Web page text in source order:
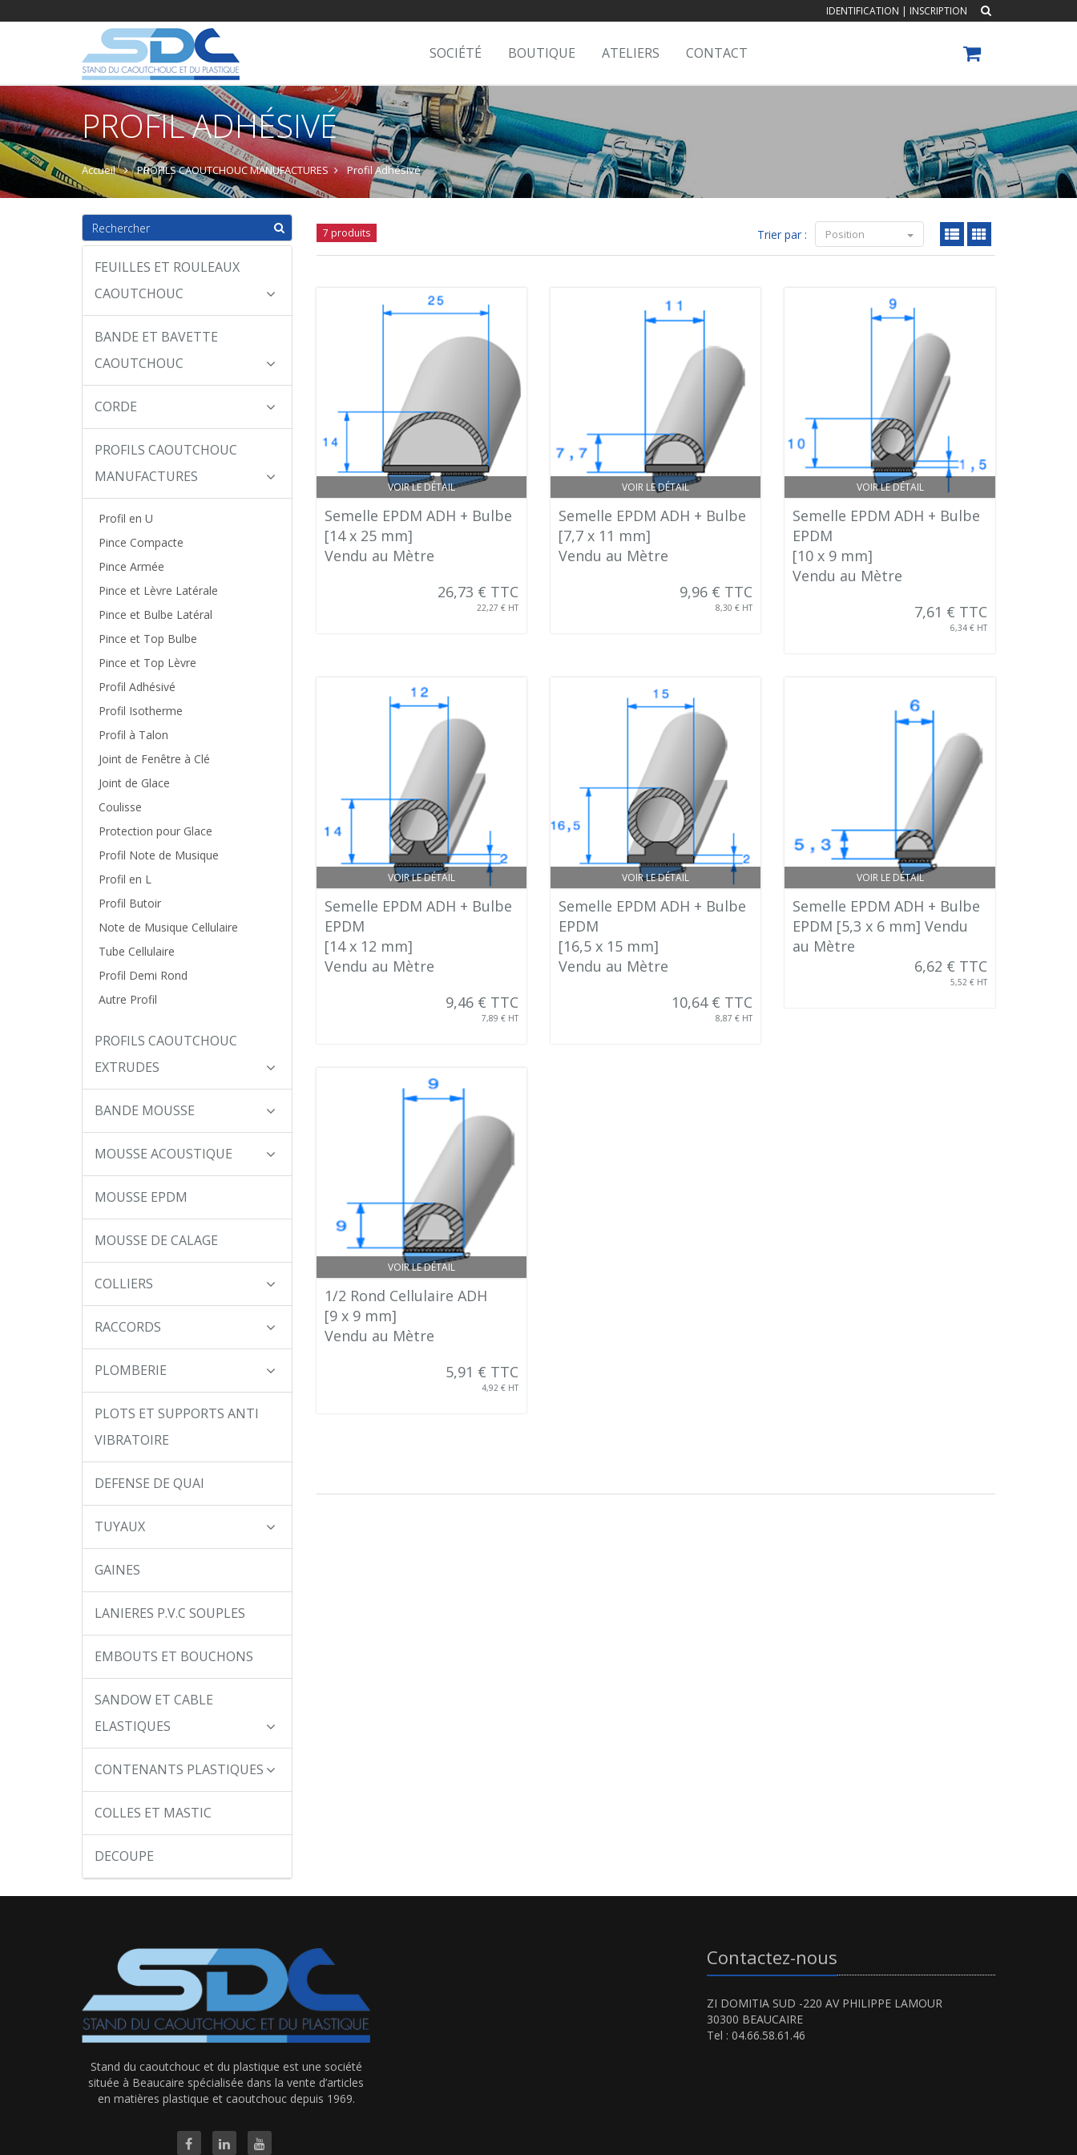
IDENTIFICATION | INSCRIPTION
SOCIÉTÉ BOUTIQUE ATELIERS CONTACT
PROFIL ADHÉSIVÉ
Accueil PROFILS CAOUTCHOUC MANUFACTURES Profil Adhésivé
FEUILLES ET ROULEAUX
CAOUTCHOUC
BANDE ET BAVETTE
CAOUTCHOUC
CORDE
PROFILS CAOUTCHOUC
MANUFACTURES
Profil en U
Pince Compacte
Pince Armée
Pince et Lèvre Latérale
Pince et Bulbe Latéral
Pince et Top Bulbe
Pince et Top Lèvre
Profil Adhésivé
Profil Isotherme
Profil à Talon
Joint de Fenêtre à Clé
Joint de Glace
Coulisse
Protection pour Glace
Profil Note de Musique
Profil en L
Profil Butoir
Note de Musique Cellulaire
Tube Cellulaire
Profil Demi Rond
Autre Profil
PROFILS CAOUTCHOUC
EXTRUDES
BANDE MOUSSE
MOUSSE ACOUSTIQUE
MOUSSE EPDM
MOUSSE DE CALAGE
COLLIERS
RACCORDS
PLOMBERIE
PLOTS ET SUPPORTS ANTI
VIBRATOIRE
DEFENSE DE QUAI
TUYAUX
GAINES
LANIERES P.V.C SOUPLES
EMBOUTS ET BOUCHONS
SANDOW ET CABLE
ELASTIQUES
CONTENANTS PLASTIQUES
COLLES ET MASTIC
DECOUPE
7 produits Trier par : Position
VOIR LE DÉTAIL
Semelle EPDM ADH + Bulbe
[14 x 25 mm]
Vendu au Mètre
26,73 € TTC
22,27 € HT
VOIR LE DÉTAIL
Semelle EPDM ADH + Bulbe
[7,7 x 11 mm]
Vendu au Mètre
9,96 € TTC
8,30 € HT
VOIR LE DÉTAIL
Semelle EPDM ADH + Bulbe
EPDM
[10 x 9 mm]
Vendu au Mètre
7,61 € TTC
6,34 € HT
VOIR LE DÉTAIL
Semelle EPDM ADH + Bulbe
EPDM
[14 x 12 mm]
Vendu au Mètre
9,46 € TTC
7,89 € HT
VOIR LE DÉTAIL
Semelle EPDM ADH + Bulbe
EPDM
[16,5 x 15 mm]
Vendu au Mètre
10,64 € TTC
8,87 € HT
VOIR LE DÉTAIL
Semelle EPDM ADH + Bulbe
EPDM [5,3 x 6 mm] Vendu
au Mètre
6,62 € TTC
5,52 € HT
VOIR LE DÉTAIL
1/2 Rond Cellulaire ADH
[9 x 9 mm]
Vendu au Mètre
5,91 € TTC
4,92 € HT
Stand du caoutchouc et du plastique est une société
située à Beaucaire spécialisée dans la vente d’articles
en matières plastique et caoutchouc depuis 1969.
Contactez-nous
ZI DOMITIA SUD -220 AV PHILIPPE LAMOUR
30300 BEAUCAIRE
Tel : 04.66.58.61.46